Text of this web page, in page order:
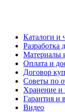
Каталоги и
Разработка
Материалы
Оплата и
Договор
Советы по
Хранение и
Гарантия и
Видео